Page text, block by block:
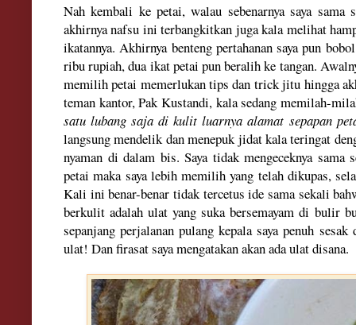
Nah kembali ke petai, walau sebenarnya saya
akhirnya nafsu ini terbangkitkan juga kala melihat
ikatannya. Akhirnya benteng pertahanan saya pun
ribu rupiah, dua ikat petai pun beralih ke tangan.
memilih petai memerlukan tips dan trick jitu hingga
teman kantor, Pak Kustandi, kala sedang memilah-
satu lubang saja di kulit luarnya alamat sepapan
langsung mendelik dan menepuk jidat kala teringat
nyaman di dalam bis. Saya tidak mengeceknya
petai maka saya lebih memilih yang telah dikupas,
Kali ini benar-benar tidak tercetus ide sama sekali
berkulit adalah ulat yang suka bersemayam di bulir
sepanjang perjalanan pulang kepala saya penuh
ulat! Danfirasat saya mengatakan akan ada ulat disana.